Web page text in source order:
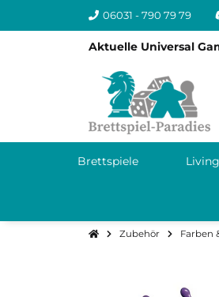
06031 - 790 79 79
Aktuelle Universal
Brettspiele
Zubehör Farben